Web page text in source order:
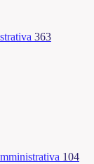
363
104